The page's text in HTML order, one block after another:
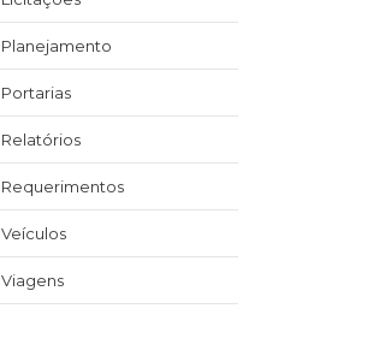
Planejamento
Portarias
Relatórios
Requerimentos
Veículos
Viagens